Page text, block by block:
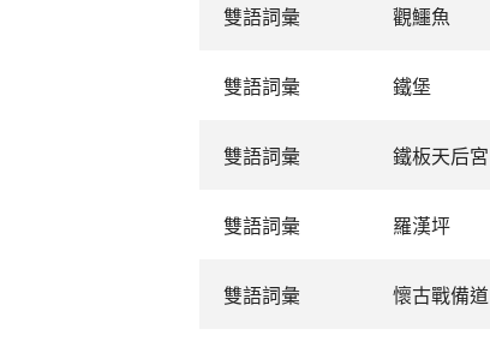
雙語詞彙 觀鱷魚
雙語詞彙 鐵堡
雙語詞彙 鐵板天后宮
雙語詞彙 羅漢坪
雙語詞彙 懷古戰備道